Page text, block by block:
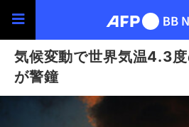
気候変動で世界気温4.3
が警鐘